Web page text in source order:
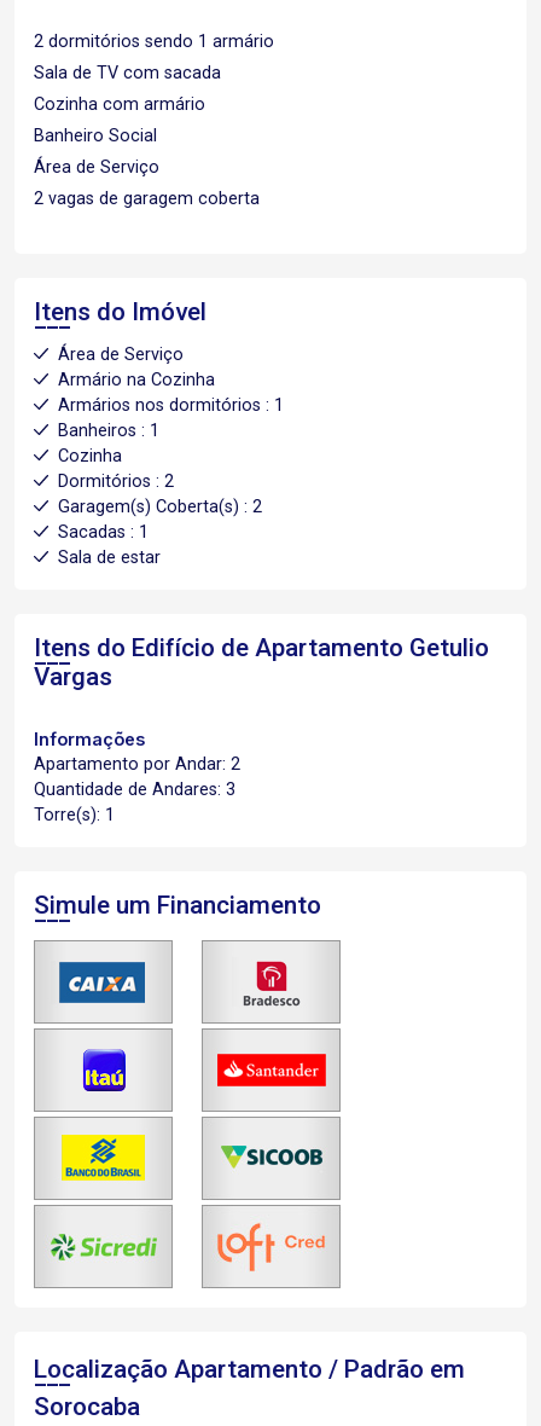
2 dormitórios sendo 1 armário
Sala de TV com sacada
Cozinha com armário
Banheiro Social
Área de Serviço
2 vagas de garagem coberta
Itens do Imóvel
Área de Serviço
Armário na Cozinha
Armários nos dormitórios : 1
Banheiros : 1
Cozinha
Dormitórios : 2
Garagem(s) Coberta(s) : 2
Sacadas : 1
Sala de estar
Itens do Edifício de Apartamento Getulio
Vargas
Informações
Apartamento por Andar: 2
Quantidade de Andares: 3
Torre(s): 1
Simule um Financiamento
Localização Apartamento / Padrão em
Sorocaba